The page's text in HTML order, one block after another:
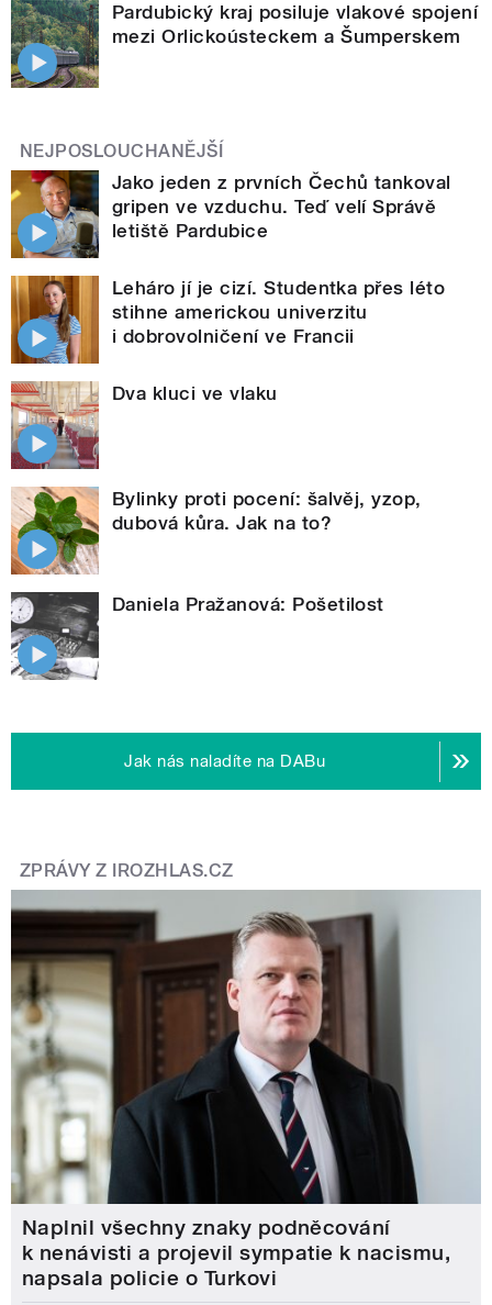
Pardubický kraj posiluje vlakové spojení
mezi Orlickoústeckem a Šumperskem
NEJPOSLOUCHANĚJŠÍ
Jako jeden z prvních Čechů tankoval
gripen ve vzduchu. Teď velí Správě
letiště Pardubice
Leháro jí je cizí. Studentka přes léto
stihne americkou univerzitu
i dobrovolničení ve Francii
Dva kluci ve vlaku
Bylinky proti pocení: šalvěj, yzop,
dubová kůra. Jak na to?
Daniela Pražanová: Pošetilost
Jak nás naladíte na DABu
ZPRÁVY Z IROZHLAS.CZ
Naplnil všechny znaky podněcování
k nenávisti a projevil sympatie k nacismu,
napsala policie o Turkovi